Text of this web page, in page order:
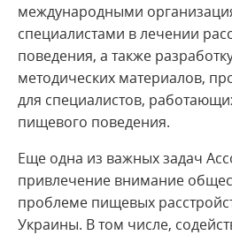
международными
специалистами в лечении
поведения, а также
методических материалов,
для специалистов,
пищевого поведения.
Еще одна из важных задач
привлечение внимание
проблеме пищевых
Украины. В том числе,